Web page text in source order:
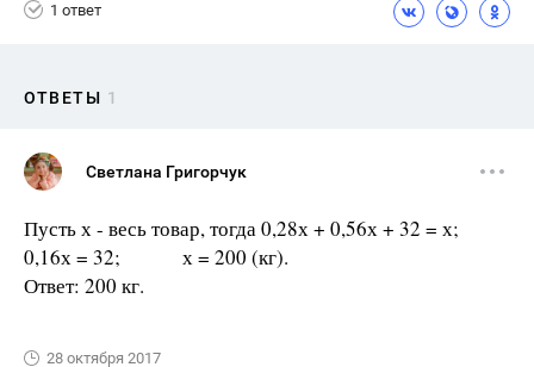
1 ответ
ОТВЕТЫ 1
Светлана Григорчук
Пусть х - весь товар, тогда 0,28х + 0,56х + 32 = х;
0,16х = 32; х = 200 (кг).
Ответ: 200 кг.
28 октября 2017